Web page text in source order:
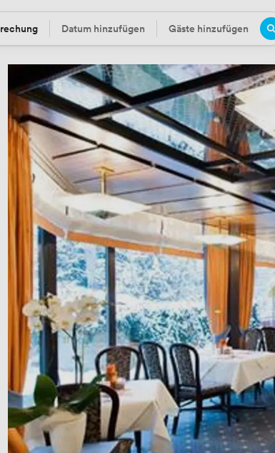
Datum
Datum hinzufügen Gäste
Gäste hinzufügen